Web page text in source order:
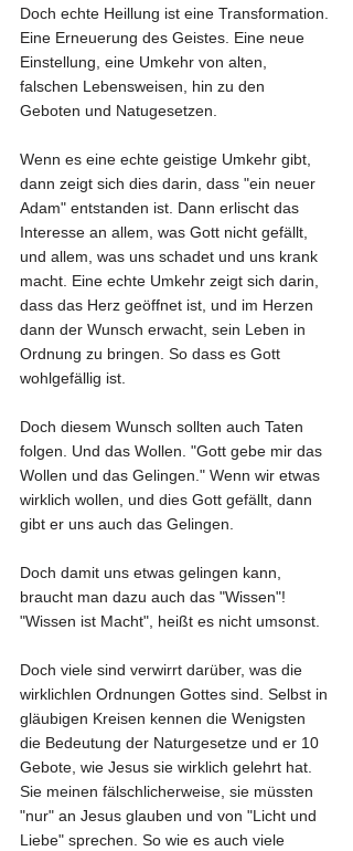
Doch echte Heillung ist eine Transformation.
Eine Erneuerung des Geistes. Eine neue
Einstellung, eine Umkehr von alten,
falschen Lebensweisen, hin zu den
Geboten und Natugesetzen.
Wenn es eine echte geistige Umkehr gibt,
dann zeigt sich dies darin, dass "ein neuer
Adam" entstanden ist. Dann erlischt das
Interesse an allem, was Gott nicht gefällt,
und allem, was uns schadet und uns krank
macht. Eine echte Umkehr zeigt sich darin,
dass das Herz geöffnet ist, und im Herzen
dann der Wunsch erwacht, sein Leben in
Ordnung zu bringen. So dass es Gott
wohlgefällig ist.
Doch diesem Wunsch sollten auch Taten
folgen. Und das Wollen. "Gott gebe mir das
Wollen und das Gelingen." Wenn wir etwas
wirklich wollen, und dies Gott gefällt, dann
gibt er uns auch das Gelingen.
Doch damit uns etwas gelingen kann,
braucht man dazu auch das "Wissen"!
"Wissen ist Macht", heißt es nicht umsonst.
Doch viele sind verwirrt darüber, was die
wirklichlen Ordnungen Gottes sind. Selbst in
gläubigen Kreisen kennen die Wenigsten
die Bedeutung der Naturgesetze und er 10
Gebote, wie Jesus sie wirklich gelehrt hat.
Sie meinen fälschlicherweise, sie müssten
"nur" an Jesus glauben und von "Licht und
Liebe" sprechen. So wie es auch viele